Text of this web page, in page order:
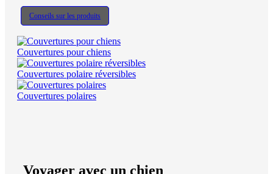
Conseils sur les produits
Couvertures pour chiens
Couvertures polaire réversibles
Couvertures polaires
Voyager avec un chien